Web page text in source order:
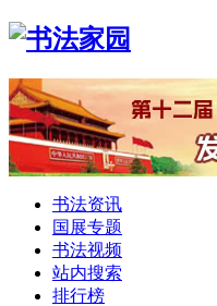
书法资讯
国展专题
书法视频
站内搜索
排行榜